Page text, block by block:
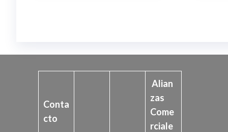
Conta
cto
Alian
zas
Come
rciale